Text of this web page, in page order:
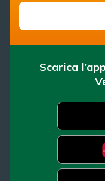
Scarica
SuperEnalotto